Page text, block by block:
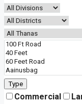
Type
Commercial